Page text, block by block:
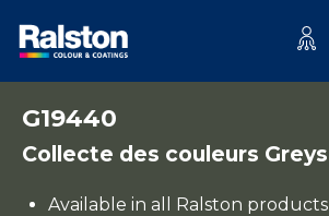
G19440
Collecte des couleurs Greys
Available in all Ralston products